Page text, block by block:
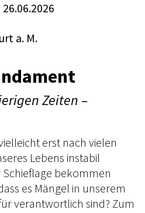
a. M.
Zeiten –
erst nach vielen
Lebens instabil
bekommen
es Mängel in unserem
verantwortlich sind? Zum